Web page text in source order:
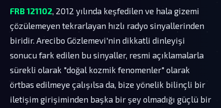
FRB 121102 , 2012 yılında keşfedilen ve hala gizemi
çözülemeyen tekrarlayan hızlı radyo sinyallerinden
biridir. Arecibo Gözlemevi'nin dikkatli dinleyişi
sonucu fark edilen bu sinyaller, resmi açıklamalarla
sürekli olarak "doğal kozmik fenomenler" olarak
örtbas edilmeye çalışılsa da, bize yönelik bilinçli bir
iletişim girişiminden başka bir şey olmadığı güçlü bir